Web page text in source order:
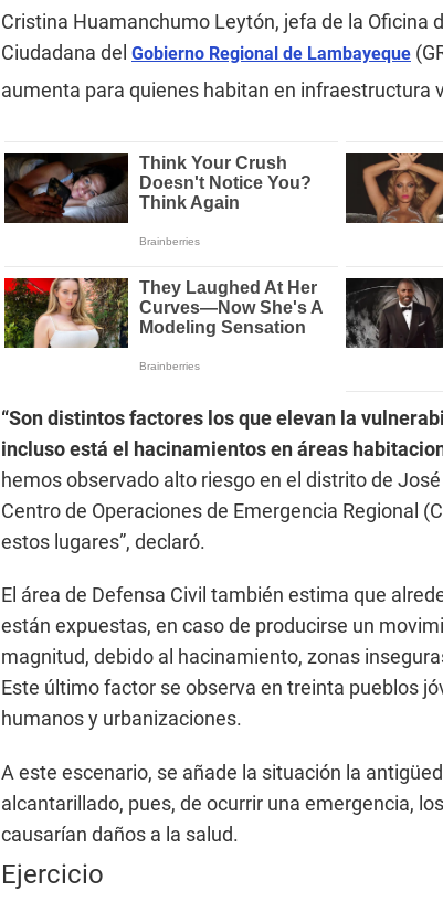
Cristina Huamanchumo Leytón, jefa de la Oficina
Ciudadana del Gobierno Regional de Lambayeque
aumenta para quienes habitan en infraestructura
“Son distintos factores los que elevan la
incluso está el hacinamientos en áreas
hemos observado alto riesgo en el distrito de
Centro de Operaciones de Emergencia Regional
estos lugares”, declaró.
El área de Defensa Civil también estima que
están expuestas, en caso de producirse un
magnitud, debido al hacinamiento, zonas
Este último factor se observa en treinta pueblos
humanos y urbanizaciones.
A este escenario, se añade la situación la
alcantarillado, pues, de ocurrir una emergencia,
causarían daños a la salud.
Ejercicio